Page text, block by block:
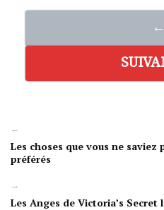
←
←
Les choses que vous ne saviez
préférés
→
Les Anges de Victoria’s Secret